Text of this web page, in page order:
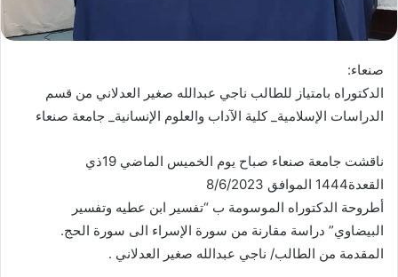
صنعاء:
الدكتوراه بامتياز للطالب ناجي عبدالله صغير العدلاني من قسم
الدراسات الإسلامية_ كلية الآداب والعلوم الإنسانية_ جامعة صنعاء
ناقشت جامعة صنعاء صباح يوم الخميس الماضي 19ذي
القعدة1444 الموافق 8/6/2023
أطروحة الدكتوراه الموسومة ب “تفسير ابن عطيه وتفسير
البيضاوي” دراسة مقارنة من سورة الإسراء الى سورة الحج.
المقدمة من الطالب/ ناجي عبدالله صغير العدلاني .